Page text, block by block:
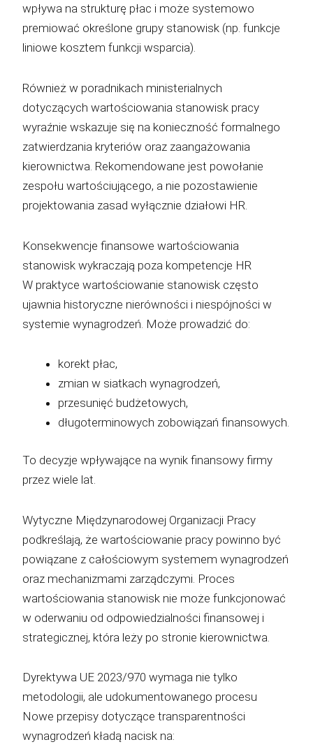
wpływa na strukturę płac i może systemowo
premiować określone grupy stanowisk (np. funkcje
liniowe kosztem funkcji wsparcia).
Również w poradnikach ministerialnych
dotyczących wartościowania stanowisk pracy
wyraźnie wskazuje się na konieczność formalnego
zatwierdzania kryteriów oraz zaangażowania
kierownictwa. Rekomendowane jest powołanie
zespołu wartościującego, a nie pozostawienie
projektowania zasad wyłącznie działowi HR.
Konsekwencje finansowe wartościowania
stanowisk wykraczają poza kompetencje HR
W praktyce wartościowanie stanowisk często
ujawnia historyczne nierówności i niespójności w
systemie wynagrodzeń. Może prowadzić do:
korekt płac,
zmian w siatkach wynagrodzeń,
przesunięć budżetowych,
długoterminowych zobowiązań finansowych.
To decyzje wpływające na wynik finansowy firmy
przez wiele lat.
Wytyczne Międzynarodowej Organizacji Pracy
podkreślają, że wartościowanie pracy powinno być
powiązane z całościowym systemem wynagrodzeń
oraz mechanizmami zarządczymi. Proces
wartościowania stanowisk nie może funkcjonować
w oderwaniu od odpowiedzialności finansowej i
strategicznej, która leży po stronie kierownictwa.
Dyrektywa UE 2023/970 wymaga nie tylko
metodologii, ale udokumentowanego procesu
Nowe przepisy dotyczące transparentności
wynagrodzeń kładą nacisk na: